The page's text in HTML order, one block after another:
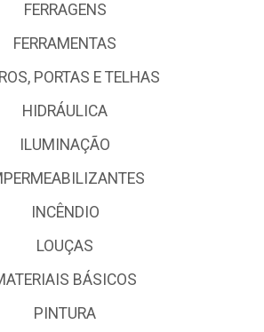
FERRAGENS
FERRAMENTAS
PORTAS E TELHAS
HIDRÁULICA
ILUMINAÇÃO
INCÊNDIO
LOUÇAS
BÁSICOS
PINTURA